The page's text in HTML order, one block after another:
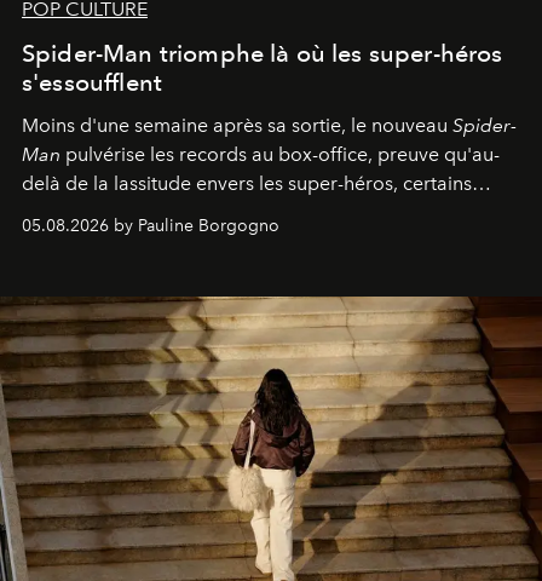
POP CULTURE
Spider-Man triomphe là où les super-héros
s'essoufflent
Moins d'une semaine après sa sortie, le nouveau Spider-
Man pulvérise les records au box-office, preuve qu'au-
delà de la lassitude envers les super-héros, certains
personnages continuent de susciter une ferveur intacte.
05.08.2026 by Pauline Borgogno